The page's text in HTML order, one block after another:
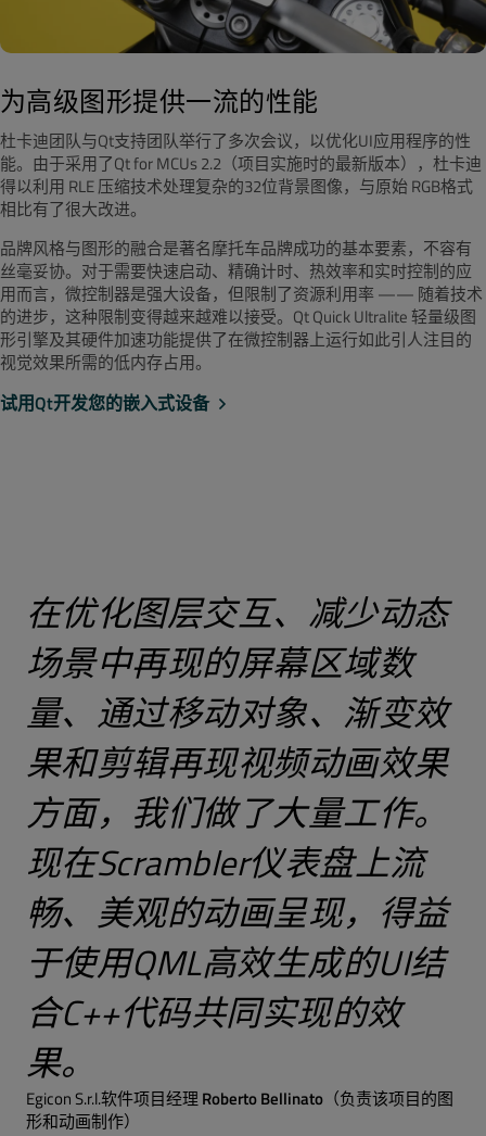
为高级图形提供一流的性能
杜卡迪团队与Qt支持团队举行了多次会议，以优化UI应用程序的性
能。由于采用了Qt for MCUs 2.2（项目实施时的最新版本），杜卡迪
得以利用 RLE 压缩技术处理复杂的32位背景图像，与原始 RGB格式
相比有了很大改进。
品牌风格与图形的融合是著名摩托车品牌成功的基本要素，不容有
丝毫妥协。对于需要快速启动、精确计时、热效率和实时控制的应
用而言，微控制器是强大设备，但限制了资源利用率 —— 随着技术
的进步，这种限制变得越来越难以接受。Qt Quick Ultralite 轻量级图
形引擎及其硬件加速功能提供了在微控制器上运行如此引人注目的
视觉效果所需的低内存占用。
试用Qt开发您的嵌入式设备
在优化图层交互、减少动态
场景中再现的屏幕区域数
量、通过移动对象、渐变效
果和剪辑再现视频动画效果
方面，我们做了大量工作。
现在Scrambler仪表盘上流
畅、美观的动画呈现，得益
于使用QML高效生成的UI结
合C++代码共同实现的效
果。
Egicon S.r.l.软件项目经理Roberto Bellinato （负责该项目的图
形和动画制作）